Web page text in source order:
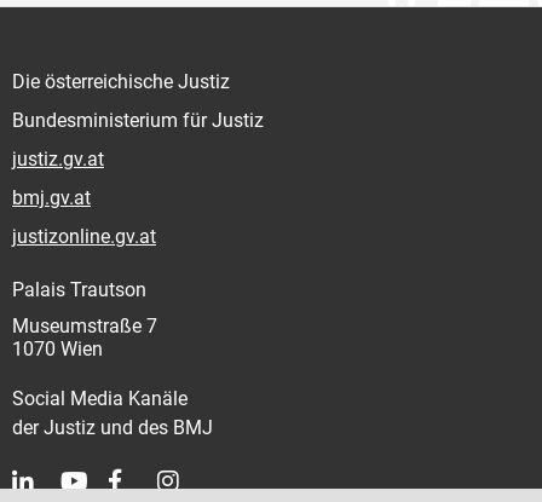
Die österreichische Justiz
Bundesministerium für Justiz
justiz.gv.at
bmj.gv.at
justizonline.gv.at
Palais Trautson
Museumstraße 7
1070 Wien
Social Media Kanäle
der Justiz und des BMJ